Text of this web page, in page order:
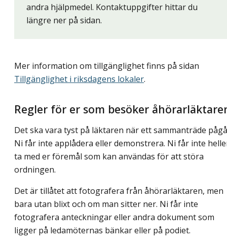
andra hjälpmedel. Kontaktuppgifter hittar du
längre ner på sidan.
Mer information om tillgänglighet finns på sidan
Tillgänglighet i riksdagens lokaler.
Regler för er som besöker
Det ska vara tyst på läktaren när ett sammanträde
Ni får inte applådera eller demonstrera. Ni får inte
ta med er föremål som kan användas för att störa
ordningen.
Det är tillåtet att fotografera från åhörarläktaren, men
bara utan blixt och om man sitter ner. Ni får inte
fotografera anteckningar eller andra dokument som
ligger på ledamöternas bänkar eller på podiet.